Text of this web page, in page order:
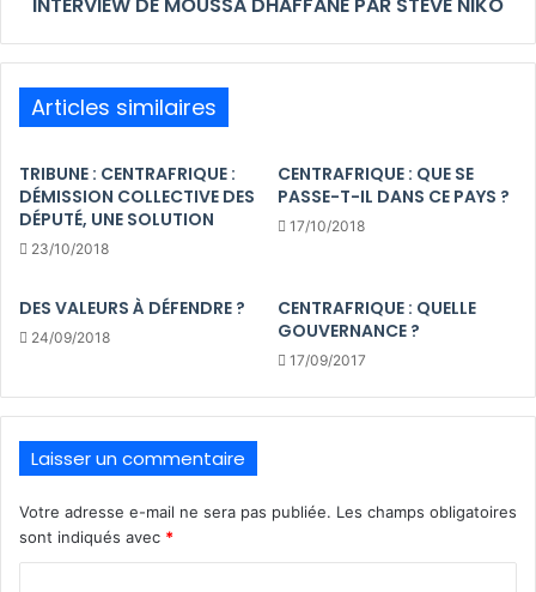
Articles similaires
TRIBUNE : CENTRAFRIQUE :
DÉMISSION COLLECTIVE DES
DÉPUTÉ, UNE SOLUTION
23/10/2018
CENTRAFRIQUE : QUE SE
PASSE-T-IL DANS CE PAYS ?
17/10/2018
DES VALEURS À DÉFENDRE ?
24/09/2018
CENTRAFRIQUE : QUELLE
GOUVERNANCE ?
17/09/2017
Laisser un commentaire
Votre adresse e-mail ne sera pas publiée. Les champs obligatoires
sont indiqués avec *